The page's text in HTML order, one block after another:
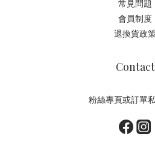
常見問題
會員制度
退換貨政
Contact
粉絲專頁或訂單